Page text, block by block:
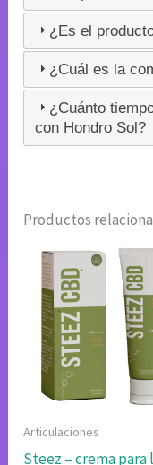
¿Es el
¿Cuál es la
¿Cuánto
con Hondro Sol?
Productos
Articulaciones
Steez – crema para